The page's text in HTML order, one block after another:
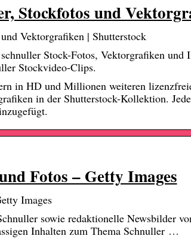
Stockfotos und
Vektorgrafiken | Shutterstock
Stock-Fotos, Vektorgrafiken und
Stockvideo-Clips.
in HD und Millionen weiteren
in der Shutterstock-Kollektion.
Fotos – Getty Images
Images
sowie redaktionelle Newsbilder
Inhalten zum Thema Schnuller …